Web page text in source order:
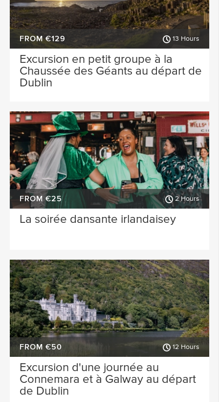
FROM €129 13 Hours
Excursion en petit groupe à la
Chaussée des Géants au départ de
Dublin
FROM €25 2 Hours
La soirée dansante irlandaisey
FROM €50 12 Hours
Excursion d'une journée au
Connemara et à Galway au départ
de Dublin